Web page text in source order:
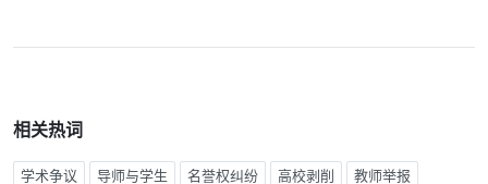
相关热词
学术争议 导师与学生 名誉权纠纷 高校剥削 教师举报